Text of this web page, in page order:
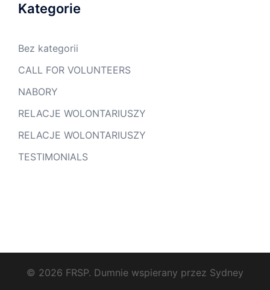
Kategorie
Bez kategorii
CALL FOR VOLUNTEERS
NABORY
RELACJE WOLONTARIUSZY
RELACJE WOLONTARIUSZY
TESTIMONIALS
© 2026 FRSP. Dumnie wspierany przez Sydney